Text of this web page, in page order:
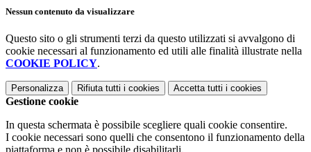
Nessun contenuto da visualizzare
Questo sito o gli strumenti terzi da questo utilizzati si avvalgono di
cookie necessari al funzionamento ed utili alle finalità illustrate nella
COOKIE POLICY.
Personalizza Rifiuta tutti i cookies Accetta tutti i cookies
Gestione cookie
In questa schermata è possibile scegliere quali cookie consentire.
I cookie necessari sono quelli che consentono il funzionamento della